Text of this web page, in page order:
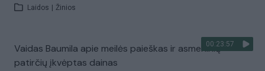
Laidos Žinios
00:23:57
Vaidas Baumila apie meilės paieškas ir asmeninių
patirčių įkvėptas dainas